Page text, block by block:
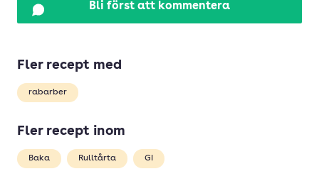
Bli först att kommentera
Fler recept med
rabarber
Fler recept inom
Baka Rulltårta GI